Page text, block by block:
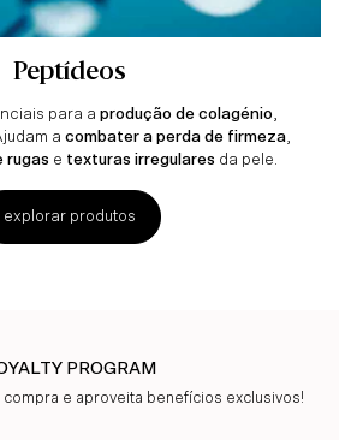
Peptídeos
para a produção de colagénio,
acombater a perda de firmeza,
rugas e texturas irregulares da pele.
explorar produtos
PROGRAM
compra e aproveita benefícios exclusivos!